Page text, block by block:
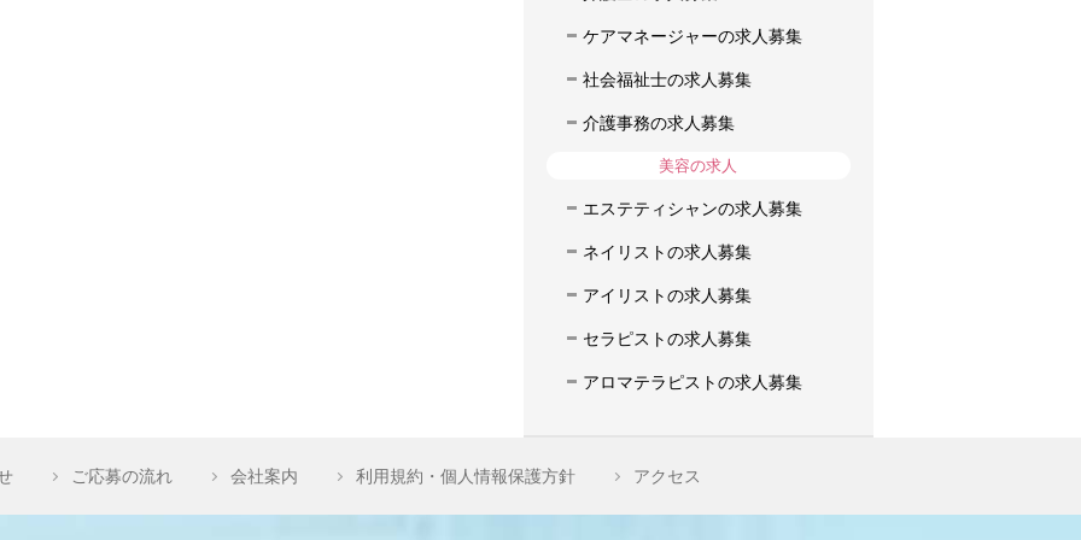
ケアマネージャーの求人募集
社会福祉士の求人募集
介護事務の求人募集
美容の求人
エステティシャンの求人募集
ネイリストの求人募集
アイリストの求人募集
セラピストの求人募集
アロマテラピストの求人募集
ご応募の流れ 会社案内 利用規約・個人情報保護方針 アクセス